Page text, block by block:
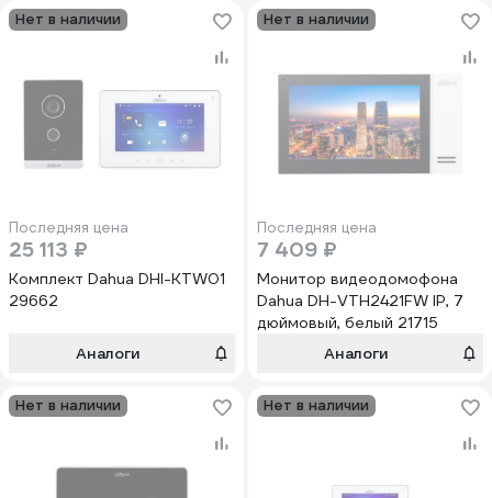
Нет в наличии
Последняя цена
25 113 ₽
Комплект Dahua DHI-KTW01
29662
Аналоги
Нет в наличии
Последняя цена
7 409 ₽
Монитор видеодомофона
Dahua DH-VTH2421FW IP, 7
дюймовый, белый 21715
Аналоги
Нет в наличии Нет в наличии